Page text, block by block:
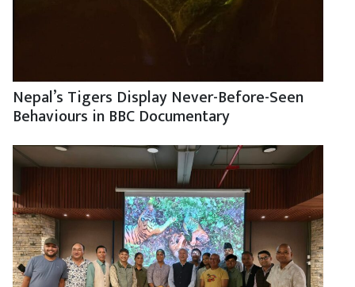
Nepal’s Tigers Display Never-Before-Seen
Behaviours in BBC Documentary